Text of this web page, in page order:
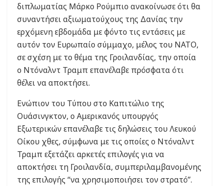
διπλωματίας Μάρκο Ρούμπιο ανακοίνωσε ότι θα
συναντήσει αξιωματούχους της Δανίας την
ερχόμενη εβδομάδα με φόντο τις εντάσεις με
αυτόν τον Ευρωπαίο σύμμαχο, μέλος του ΝΑΤΟ,
σε σχέση με το θέμα της Γροιλανδίας, την οποία
ο Ντόναλντ Τραμπ επανέλαβε πρόσφατα ότι
θέλει να αποκτήσει.
Ενώπιον του Τύπου στο Καπιτώλιο της
Ουάσινγκτον, ο Αμερικανός υπουργός
Εξωτερικών επανέλαβε τις δηλώσεις του Λευκού
Οίκου χθες, σύμφωνα με τις οποίες ο Ντόναλντ
Τραμπ εξετάζει αρκετές επιλογές για να
αποκτήσει τη Γροιλανδία, συμπεριλαμβανομένης
της επιλογής “να χρησιμοποιήσει τον στρατό”.